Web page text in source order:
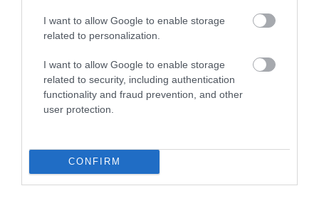
I want to allow Google to enable storage
related to personalization.
I want to allow Google to enable storage
related to security, including authentication
functionality and fraud prevention, and other
user protection.
CONFIRM
VIDEO. “Godīgi sakot…” Valdis Valters
izsaka viedokli par Žagara izvēli spēlēt
Norvēģietes neatstāj cerības
konkurentēm, Bendika un Volfa – otrajā
desmitā prestižajās rollerslēpošanas
sacensībās